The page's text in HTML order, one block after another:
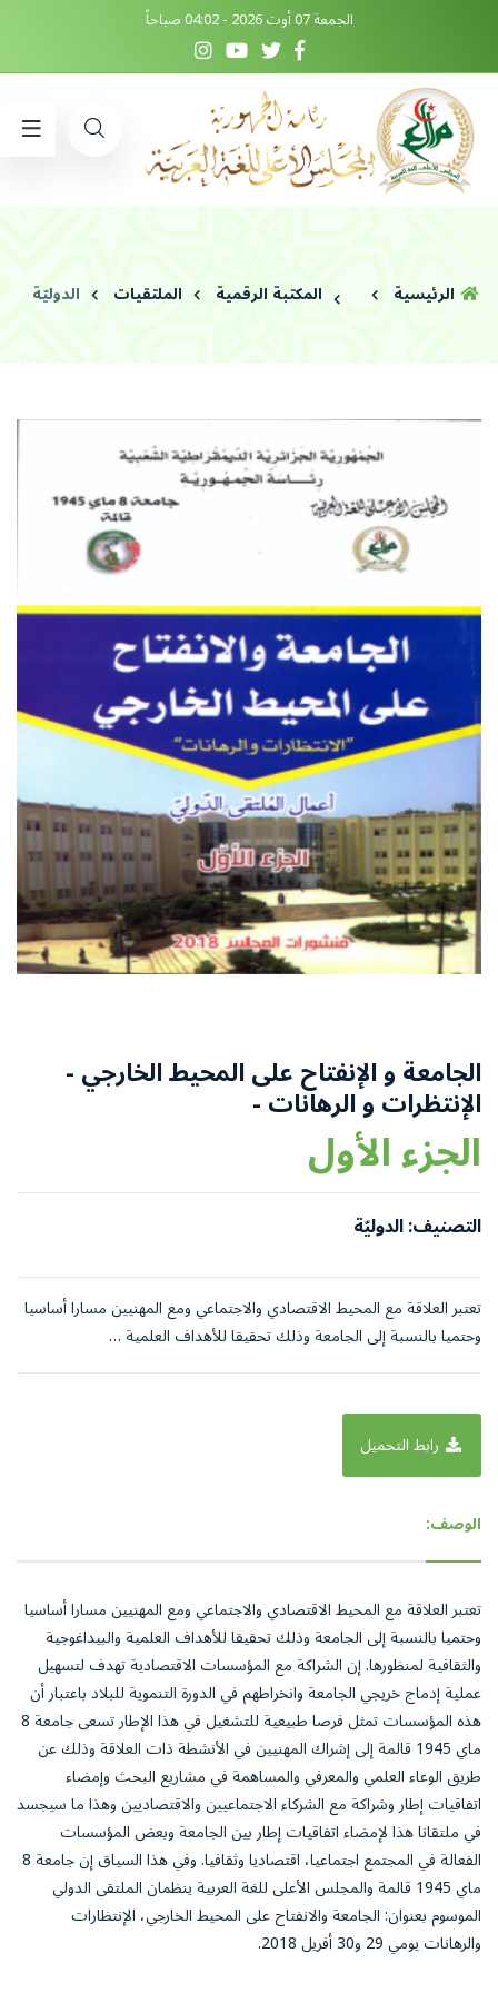
الجمعة 07 أوت 2026 - 04:02 صباحاً
الرئيسية المكتبة الرقمية الملتقيات الدوليّة
الجامعة و الإنفتاح على المحيط الخارجي -
الإنتظرات و الرهانات -
الجزء الأول
التصنيف: الدوليّة
تعتبر العلاقة مع المحيط الاقتصادي والاجتماعي ومع المهنيين مسارا أساسيا
وحتميا بالنسبة إلى الجامعة وذلك تحقيقا للأهداف العلمية …
رابط التحميل
الوصف:
تعتبر العلاقة مع المحيط الاقتصادي والاجتماعي ومع المهنيين مسارا أساسيا
وحتميا بالنسبة إلى الجامعة وذلك تحقيقا للأهداف العلمية والبيداغوجية
والثقافية لمنظورها. إن الشراكة مع المؤسسات الاقتصادية تهدف لتسهيل
عملية إدماج خريجي الجامعة وانخراطهم في الدورة التنموية للبلاد باعتبار أن
هذه المؤسسات تمثل فرصا طبيعية للتشغيل في هذا الإطار تسعى جامعة 8
ماي 1945 قالمة إلى إشراك المهنيين في الأنشطة ذات العلاقة وذلك عن
طريق الوعاء العلمي والمعرفي والمساهمة في مشاريع البحث وإمضاء
اتفاقيات إطار وشراكة مع الشركاء الاجتماعيين والاقتصاديين وهذا ما سيجسد
في ملتقانا هذا لإمضاء اتفاقيات إطار بين الجامعة وبعض المؤسسات
الفعالة في المجتمع اجتماعيا، اقتصاديا وثقافيا. وفي هذا السياق إن جامعة 8
ماي 1945 قالمة والمجلس الأعلى للغة العربية ينظمان الملتقى الدولي
الموسوم بعنوان: الجامعة والانفتاح على المحيط الخارجي، الإنتظارات
والرهانات يومي 29 و30 أفريل 2018.